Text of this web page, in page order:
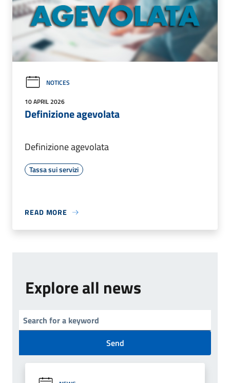
NOTICES
10 APRIL 2026
Definizione agevolata
Definizione agevolata
Tassa sui servizi
READ MORE
Explore all news
Send